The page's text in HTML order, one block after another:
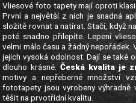
Vliesové foto tapety mají oproti
První a největší z nich je snadná
složitě rovnat a natírat. Stačí, když
poté snadno přilepíte. Lepení
velmi málo času a žádný
jejich vysoká odolnost. Dají se také
dlouho krásné.Česká kvalita je
motivy a nepřeberné množství
fototapety jsou vyrobeny výhradně
těšit na prvotřídní kvalitu.